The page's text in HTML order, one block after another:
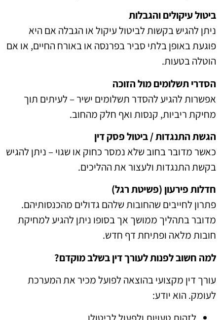
ביטול עיקולים והגבלות
ניתן להגיש בקשות לביטול עיקול או הגבלה אם היא
פוגעת באופן בלתי סביר בפרנסה או באורח החיים, או אם
הוטלה בטעות.
הסדרי תשלומים מול הזוכה
אפשרות להגיע להסדר תשלומים ישיר – לעיתים תוך
מחיקת ריביות, קנסות ואף חלק מהחוב.
הגשת התנגדות / ביטול פסק דין
כאשר מדובר בחוב שלא נמסר כחוק או שגוי – ניתן להגיש
בקשת התנגדות ולעצור את ההליכים.
חדלות פירעון (פשיטת רגל)
פתרון לחייבים שהחובות שלהם גדולים מהכנסותיהם.
מדובר בתהליך ממושך אך בסופו ניתן להגיע למחיקת
חובות מלאה ופתיחת דף חדש.
למה חשוב לפנות לעורך דין בשלב מוקדם?
עורך דין מקצועי בהוצאה לפועל מכיר את המערכת
לעומק. הוא יודע: